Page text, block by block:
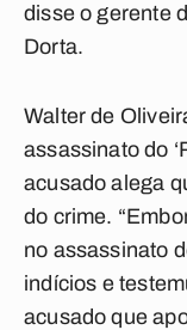
disse o gerente
Dorta.
Walter de
assassinato do
acusado alega
do crime.
no assassinato
indícios e
acusado que